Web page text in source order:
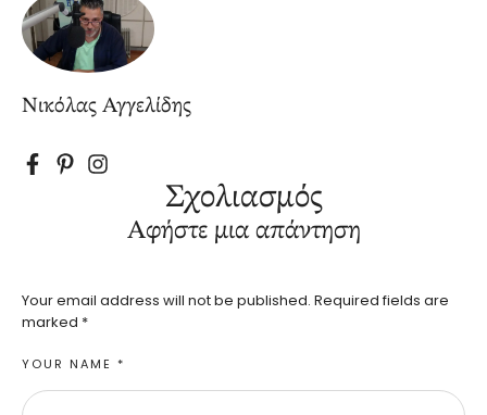
Νικόλας Αγγελίδης
Σχολιασμός
Αφήστε μια απάντηση
Your email address will not be published. Required fields are
marked *
YOUR NAME *